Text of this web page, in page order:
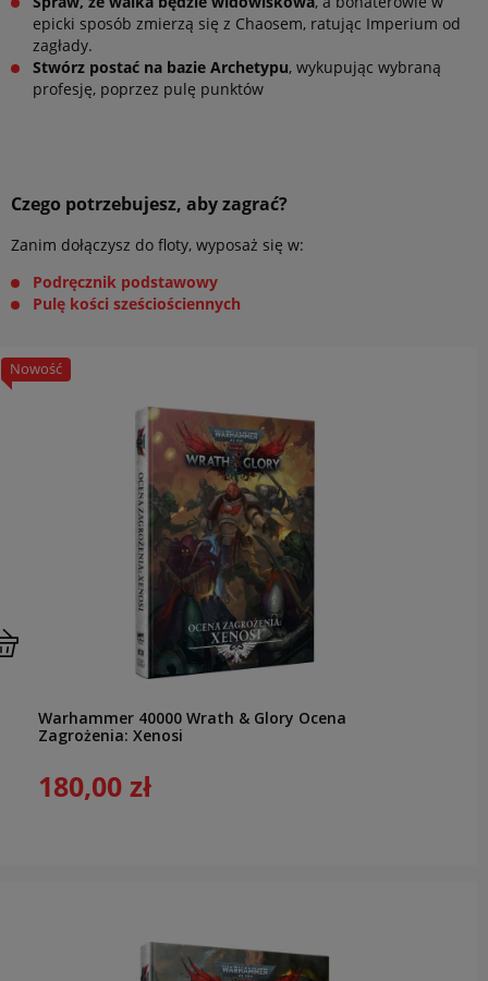
epicki sposób zmierzą się z Chaosem, ratując Imperium od
zagłady.
Stwórz postać na bazie Archetypu, wykupując wybraną
profesję, poprzez pulę punktów
Czego potrzebujesz, aby zagrać?
Zanim dołączysz do floty, wyposaż się w:
Podręcznik podstawowy
Pulę kości sześciościennych
Warhammer 40000 Wrath & Glory Ocena
Zagrożenia: Xenosi
180,00 zł
nowość